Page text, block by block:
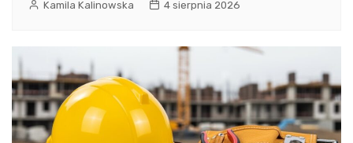
Kamila Kalinowska 4 sierpnia 2026